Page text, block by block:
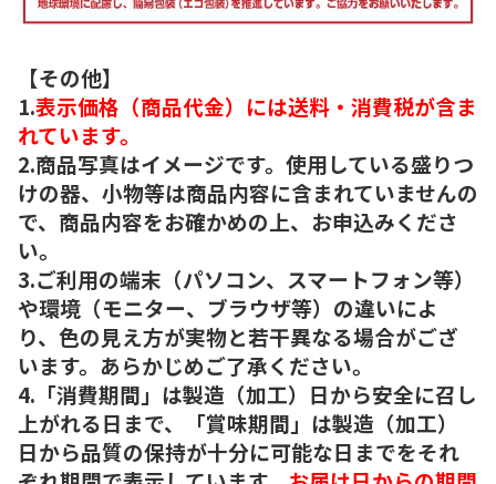
【その他】
1.表示価格（商品代金）には送料・消費税が含ま
れています。
2.商品写真はイメージです。使用している盛りつ
けの器、小物等は商品内容に含まれていませんの
で、商品内容をお確かめの上、お申込みくださ
い。
3.ご利用の端末（パソコン、スマートフォン等）
や環境（モニター、ブラウザ等）の違いによ
り、色の見え方が実物と若干異なる場合がござ
います。あらかじめご了承ください。
4.「消費期間」は製造（加工）日から安全に召し
上がれる日まで、「賞味期間」は製造（加工）
日から品質の保持が十分に可能な日までをそれ